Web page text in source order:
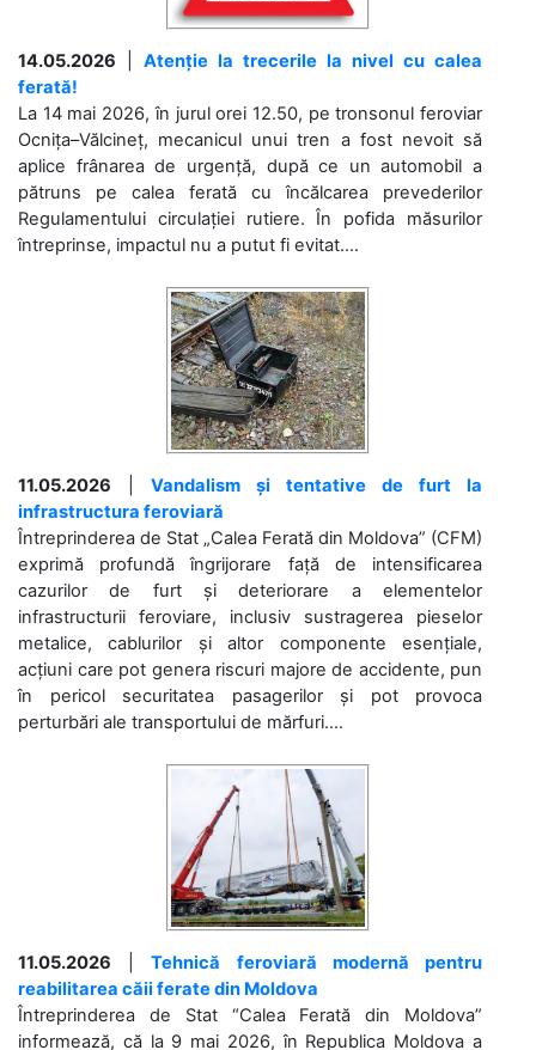
14.05.2026
Atenție la trecerile la nivel cu calea
ferată!
La 14 mai 2026, în jurul orei 12.50, pe tronsonul feroviar
Ocnița–Vălcineț, mecanicul unui tren a fost nevoit să
aplice frânarea de urgență, după ce un automobil a
pătruns pe calea ferată cu încălcarea prevederilor
Regulamentului circulației rutiere. În pofida măsurilor
întreprinse, impactul nu a putut fi evitat....
11.05.2026
Vandalism și tentative de furt la
infrastructura feroviară
Întreprinderea de Stat „Calea Ferată din Moldova” (CFM)
exprimă profundă îngrijorare față de intensificarea
cazurilor de furt și deteriorare a elementelor
infrastructurii feroviare, inclusiv sustragerea pieselor
metalice, cablurilor și altor componente esențiale,
acțiuni care pot genera riscuri majore de accidente, pun
în pericol securitatea pasagerilor și pot provoca
perturbări ale transportului de mărfuri....
11.05.2026 |Tehnică feroviară modernă pentru
reabilitarea căii ferate din Moldova
Întreprinderea de Stat “Calea Ferată din Moldova”
informează, că la 9 mai 2026, în Republica Moldova a